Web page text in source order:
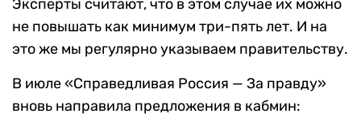
Эксперты считают, что в этом случае их можно
не повышать как минимум три-пять лет. И на
это же мы регулярно указываем правительству.
В июле «Справедливая Россия — За правду»
вновь направила предложения в кабмин: